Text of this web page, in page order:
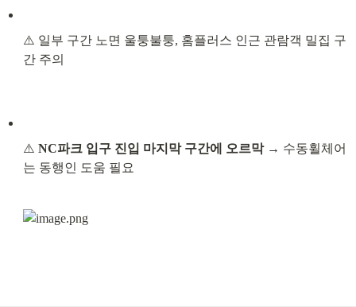
⚠️ 일부 구간 노면 울퉁불퉁, 홈플러스 인근 관람객 밀집 구
간 주의
⚠️ NC파크 입구 진입 마지막 구간에 오르막 → 수동휠체어
는 동행인 도움 필요